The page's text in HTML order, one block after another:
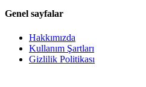
Genel sayfalar
Hakkımızda
Kullanım Şartları
Gizlilik Politikası